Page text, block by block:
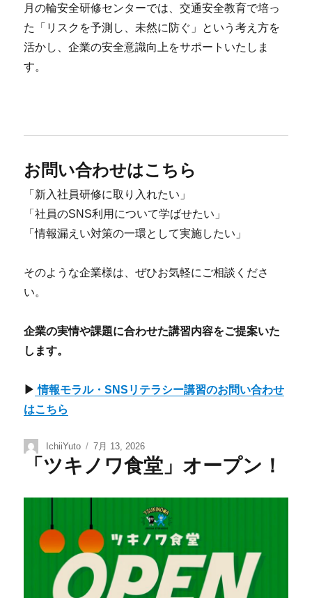
月の輪安全研修センターでは、交通安全教育で培っ
た「リスクを予測し、未然に防ぐ」という考え方を
活かし、企業の安全意識向上をサポートいたしま
す。
お問い合わせはこちら
「新入社員研修に取り入れたい」
「社員のSNS利用について学ばせたい」
「情報漏えい対策の一環として実施したい」
そのような企業様は、ぜひお気軽にご相談くださ
い。
企業の実情や課題に合わせた講習内容をご提案いた
します。
▶ 情報モラル・SNSリテラシー講習のお問い合わせ
はこちら
IchiiYuto 7月 13, 2026
「ツキノワ食堂」オープン！